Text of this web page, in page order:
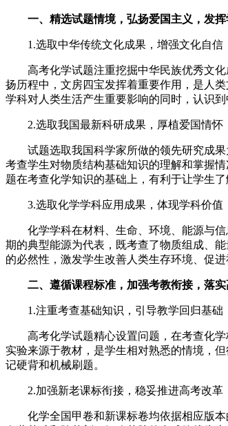
一、精选试题情境，弘扬爱国主义，发
1.选取中华传统文化成果，增强文化自信
高考化学试题注重挖掘中华民族优秀文化
扬历程中，文房四宝发挥着重要作用，是人
学科对人类生活产生重要影响的同时，认识
2.选取我国最新科研成果，厚植爱国情怀
试题选取我国科学家所做的领先研究成果
考查学生对物质结构基础知识的理解和掌握
题在考查化学知识的基础上，有利于让学生
3.选取化学学科应用成果，体现学科价值
化学学科在材料、生命、环境、能源与信
期的典型能源为代表，既考查了物质组成、
的必然性，激发学生改善人类生存环境、促进
二、遵循课程标准，加强考教衔接，落实
1.注重考查基础知识，引导教学回归基础
高考化学试题精心设置问题，在考查化学
实验来源于教材，是学生相对熟悉的情境，
记硬背和机械刷题。
2.加强新老课标衔接，稳妥推进高考改革
化学全国甲卷和新课标卷均依据相应版本